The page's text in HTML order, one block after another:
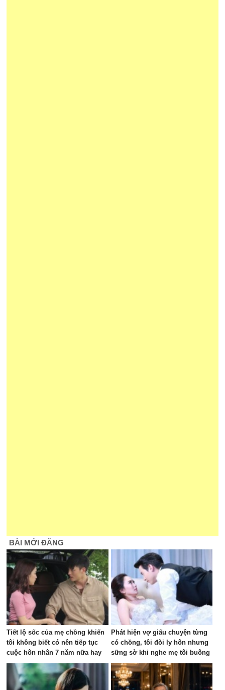
BÀI MỚI ĐĂNG
Tiết lộ sốc của mẹ chồng khiến
tôi không biết có nên tiếp tục
cuộc hôn nhân 7 năm nữa hay
không
Phát hiện vợ giấu chuyện từng
có chồng, tôi đòi ly hôn nhưng
sững sờ khi nghe mẹ tôi buông
câu này